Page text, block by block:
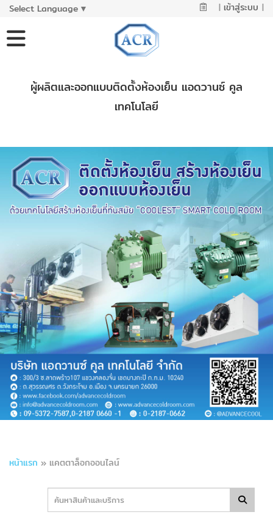
Select Language ▼ | เข้าสู่ระบบ |
ผู้ผลิตและออกแบบติดตั้งห้องเย็น แอดวานซ์ คูล
เทคโนโลยี
หน้าแรก » แคตตาล็อกออนไลน์